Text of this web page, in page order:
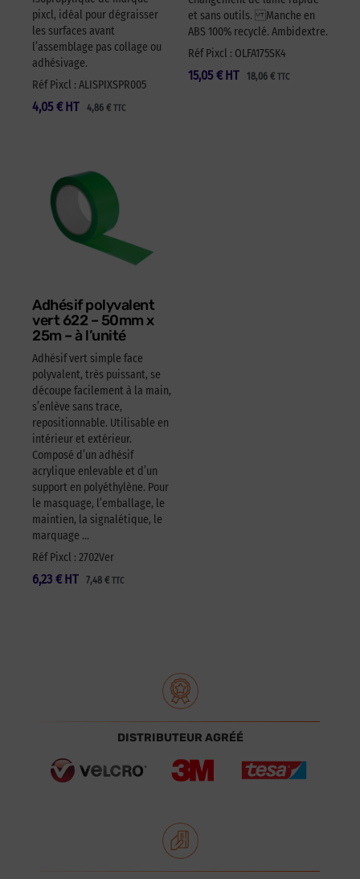
pixcl, idéal pour dégraisser
les surfaces avant
l’assemblage pas collage ou
adhésivage.
Réf Pixcl : ALISPIXSPR005
4,05 € 4,86 € TTC
HT
et sans outils. Manche en
ABS 100% recyclé. Ambidextre.
Réf Pixcl : OLFA175SK4
15,05 € 18,06 € TTC
HT
Adhésif polyvalent
vert 622 – 50mm x
25m – à l’unité
Adhésif vert simple face
polyvalent, très puissant, se
découpe facilement à la main,
s’enlève sans trace,
repositionnable. Utilisable en
intérieur et extérieur.
Composé d’un adhésif
acrylique enlevable et d’un
support en polyéthylène. Pour
le masquage, l’emballage, le
maintien, la signalétique, le
marquage …
Réf Pixcl : 2702Ver
6,23 € 7,48 € TTC
HT
DISTRIBUTEUR AGRÉÉ